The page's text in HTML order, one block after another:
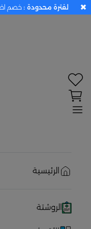
الرئيسية
الروشتة
لفترة محدودة : خصم اضافي 10% علي ✖